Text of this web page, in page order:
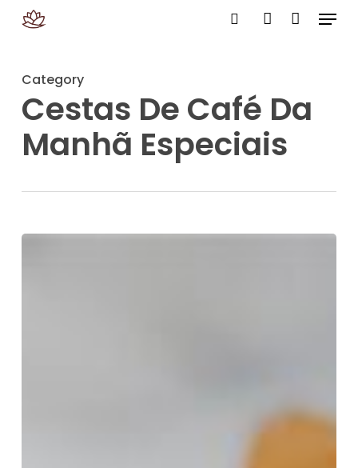
content
Menu
Category
Cestas De Café Da
Manhã Especiais